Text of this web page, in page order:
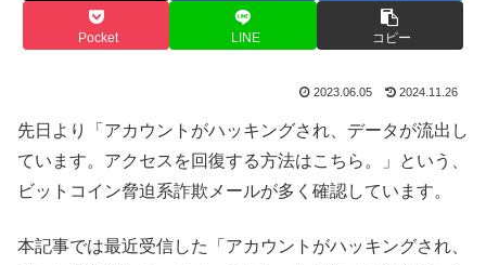
Pocket LINE コピー
2023.06.05 2024.11.26
先日より「アカウントがハッキングされ、データが流出し
ています。アクセスを回復する方法はこちら。」という、
ビットコイン脅迫系詐欺メールが多く確認しています。
本記事では最近受信した「アカウントがハッキングされ、